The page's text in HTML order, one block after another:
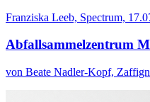
Franziska Leeb, Spectrum,
Abfallsammelzentrum
von Beate Nadler-Kopf,